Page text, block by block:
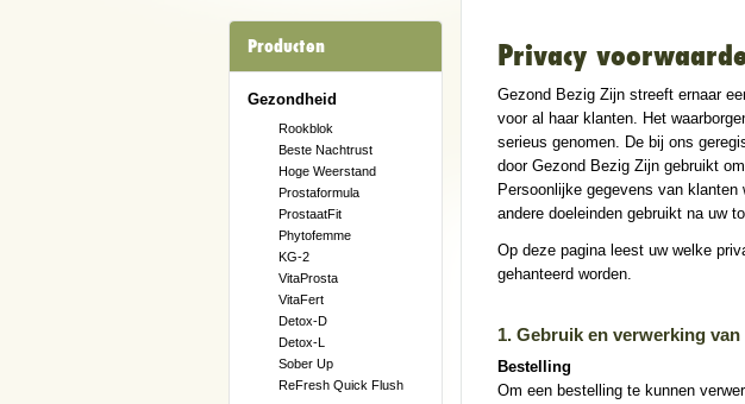
Producten
Gezondheid
Rookblok
Beste Nachtrust
Hoge Weerstand
Prostaformula
ProstaatFit
Phytofemme
KG-2
VitaProsta
VitaFert
Detox-D
Detox-L
Sober Up
ReFresh Quick Flush
Privacy
Gezond Bezig Zijn streeft ernaar
voor al haar klanten. Het
serieus genomen. De bij ons
door Gezond Bezig Zijn gebruikt
Persoonlijke gegevens van
andere doeleinden gebruikt na uw
Op deze pagina leest uw welke
gehanteerd worden.
1. Gebruik en verwerking
Bestelling
Om een bestelling te kunnen